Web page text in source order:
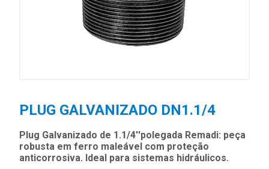
PLUG GALVANIZADO DN1.1/4
Plug Galvanizado de 1.1/4''polegada Remadi: peça
robusta em ferro maleável com proteção
anticorrosiva. Ideal para sistemas hidráulicos.